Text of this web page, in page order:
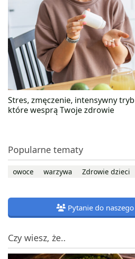
Stres, zmęczenie, intensywny
które wesprą Twoje zdrowie
Popularne tematy
owoce warzywa Zdrowie dzieci
Pytanie do
Czy wiesz, że..